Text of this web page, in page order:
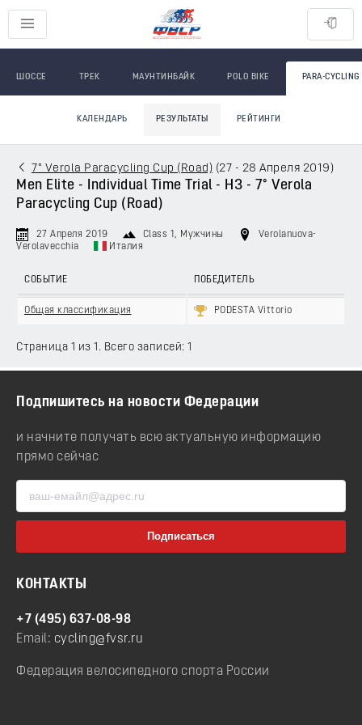
ШОССЕ ТРЕК МАУНТИНБАЙК POLO BIKE PARA-CYCLING
КАЛЕНДАРЬ РЕЗУЛЬТАТЫ РЕЙТИНГИ
7° Verola Paracycling Cup (Road) (27 - 28 Апреля 2019 )
Men Elite - Individual Time Trial - H3 - 7° Verola
Paracycling Cup (Road)
27 Апреля 2019 Class 1 , Мужчины
Verolanuova-
Verolavecchia
Италия
СОБЫТИЕ ПОБЕДИТЕЛЬ
Общая классификация PODESTA Vittorio
Страница 1 из 1. Всего записей: 1
Подпишитесь на новости Федерации
и начните получать всю актуальную информацию
прямо сейчас
КОНТАКТЫ
+7 (495) 637-08-98
Email: cycling@fvsr.ru
Федерация велосипедного спорта России